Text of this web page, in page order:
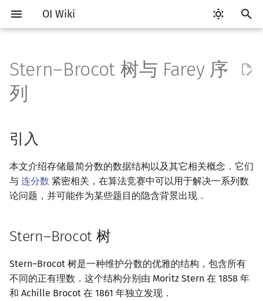
OI Wiki
开
搜
索
Getting Started
如何参与
OI Wiki 不是什么
格式手册
镜像站列表
比赛相关简介 OI 赛事与赛制
题型
题型概述
学习路线
学习资源
读入、输出优化
常见技巧
工具软件简介 Vim
Atom
Eclipse
Dev-C++
评测工具
评测工具简介
CCR Plus
Lemon
命令行
命令行编译与调试
Special Judge
Testlib 简介
Validator
Interactor
语言基础简介 Hello, World!
运算
流程控制语句
文件操作
C++ 标准库
C++ 标准库简介
bitset
string
C++ 进阶
类
重载运算符
引用
Lambda 表达式
C++ 与其他常用语言的区别
Java 速成
算法基础简介 复杂度简介
枚举
模拟
递归 & 分治
排序简介
插入排序
计数排序
归并排序
前缀和 & 差分
搜索部分简介
BFS（搜索）
双向搜索
启发式搜索
IDA*
动态规划部分简介
记忆化搜索
背包 DP
区间 DP
状压 DP
DP 优化简介
四边形不等式优化
Slope Trick 优化
字符串部分简介
标准库
字符串匹配
字符串哈希
Boyer–Moore 算法
后缀数组简介
数字系统简介
平衡三进制
格雷码
引入
构造
逐层构造
三元组构造
数系
建树实现
性质
多项式与生成函数简介
快速傅里叶变换
快速数论变换
快速沃尔什变换
多项式多点求值|快速插值
排列组合
容斥原理
斐波那契数列
错位排列
贝尔数
线性代数简介
内积和外积
矩阵
初等变换
线性基
线性规划基础
基本概念
环论
域论
Schreier–Sims 算法
基本概念
随机变量
随机变量的数字特征
概率不等式
博弈论简介
零和游戏
非公平组合游戏
插值
高斯消元
牛顿迭代法
数据结构部分简介
队列
链表
哈希表
并查集
堆简介
左偏树
块状数据结构
分块思想
树分块
Sqrt Tree
线段树基础
猫树
区间最值操作 & 区间历史
二叉搜索树 & 平衡树
WBLT
替罪羊树
AVL 树
可持久化数据结构简介
可持久化平衡树
可持久化字典树
线段树套线段树
树状数组套权值线段树
分块套树状数组
Link Cut Tree
Top Tree
图论部分简介
图的存储
DFS（图论）
BFS（图论）
树基础
树的重心
最近公共祖先
虚树
拓扑排序
最短路
同余最短路
最小生成树
强连通分量
圆方树
点/边连通度
网络流简介
费用流
上下界网络流
图匹配
一般图最大匹配
一般图最大权匹配
计算几何部分简介
三维计算几何基础
距离
Pick 定理
扫描线
杂项简介
双指针
离线算法
离线算法简介
莫队算法
分数规划
随机函数
模拟退火
有限状态自动机
RMQ
括号序列
线段树与离线询问
Stern–Brocot 树与 Farey 序
列
引入
本文介绍存储最简分数的数据结构以及其它相关概念．它们
与 连分数 紧密相关，在算法竞赛中可以用于解决一系列数
论问题，并可能作为某些题目的隐含背景出现．
Stern–Brocot 树
Stern–Brocot 树是一种维护分数的优雅的结构，包含所有
不同的正有理数．这个结构分别由 Moritz Stern 在 1858 年
和 Achille Brocot 在 1861 年独立发现．